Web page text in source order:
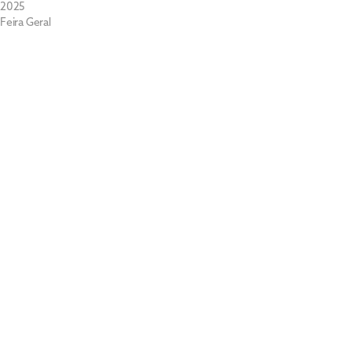
2025
Feira Geral